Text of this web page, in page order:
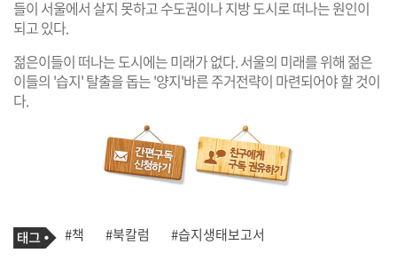
들이 서울에서 살지 못하고 수도권이나 지방 도시로 떠나는 원인이
되고 있다.
젊은이들이 떠나는 도시에는 미래가 없다. 서울의 미래를 위해 젊은
이들의 '습지' 탈출을 돕는 '양지'바른 주거전략이 마련되어야 할 것이
다.
기
사
태
그
#책 #북칼럼 #습지생태보고서